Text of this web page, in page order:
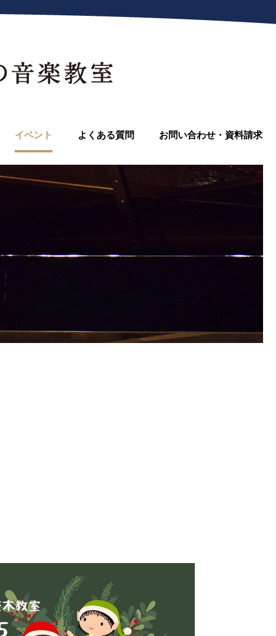
イベント よくある質問 お問い合わせ・資料請求